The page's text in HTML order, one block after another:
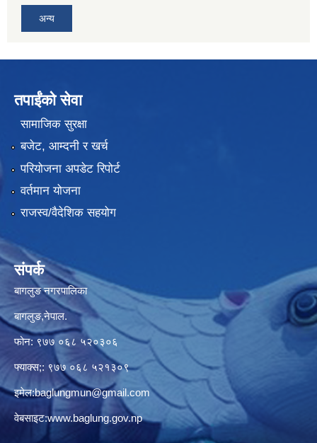
अन्य
तपाईंको सेवा
सामाजिक सुरक्षा
बजेट, आम्दनी र खर्च
परियोजना अपडेट रिपोर्ट
वर्तमान योजना
राजस्व/वैदेशिक सहयोग
संपर्क
बागलुङ नगरपालिका
बागलुङ,नेपाल.
फोन: ९७७ ०६८ ५२०३०६
फ्याक्स;: ९७७ ०६८ ५२१३०९
इमेल:baglungmun@gmail.com
वेबसाइट:www.baglung.gov.np